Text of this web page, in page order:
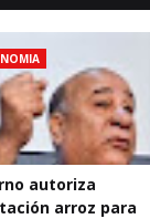
autoriza
arroz para